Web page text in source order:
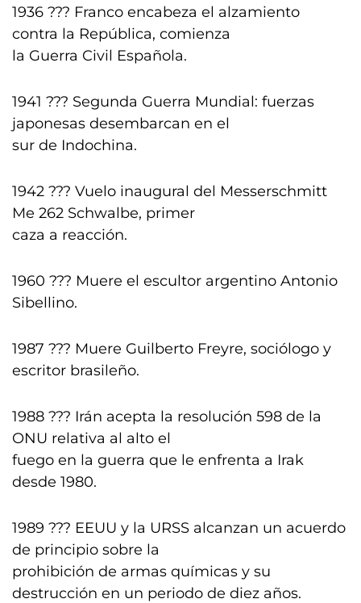
1936 ??? Franco encabeza el alzamiento
contra la República, comienza
la Guerra Civil Española.
1941 ??? Segunda Guerra Mundial: fuerzas
japonesas desembarcan en el
sur de Indochina.
1942 ??? Vuelo inaugural del Messerschmitt
Me 262 Schwalbe, primer
caza a reacción.
1960 ??? Muere el escultor argentino Antonio
Sibellino.
1987 ??? Muere Guilberto Freyre, sociólogo y
escritor brasileño.
1988 ??? Irán acepta la resolución 598 de la
ONU relativa al alto el
fuego en la guerra que le enfrenta a Irak
desde 1980.
1989 ??? EEUU y la URSS alcanzan un acuerdo
de principio sobre la
prohibición de armas químicas y su
destrucción en un periodo de diez años.